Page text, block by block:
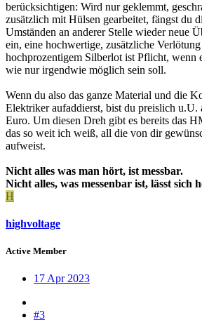
berücksichtigen: Wird nur geklemmt,
zusätzlich mit Hülsen gearbeitet, fängst du
Umständen an anderer Stelle wieder neue
ein, eine hochwertige, zusätzliche
hochprozentigem Silberlot ist Pflicht, wenn
wie nur irgendwie möglich sein soll.
Wenn du also das ganze Material und die
Elektriker aufaddierst, bist du preislich u.U.
Euro. Um diesen Dreh gibt es bereits das
das so weit ich weiß, all die von dir
aufweist.
Nicht alles was man hört, ist messbar.
Nicht alles, was messenbar ist, lässt sich
H
highvoltage
Active Member
17 Apr 2023
#3